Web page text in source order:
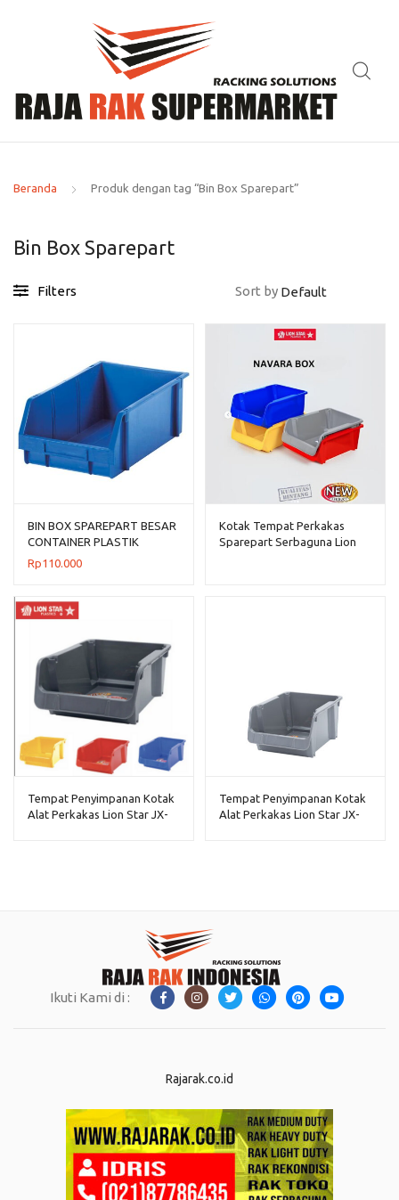
Beranda Produk dengan tag “Bin Box Sparepart”
Bin Box Sparepart
Filters Sort by
BIN BOX SPAREPART BESAR
CONTAINER PLASTIK
INDUSTRI RABBIT 0111
Rp110.000
Kotak Tempat Perkakas
Sparepart Serbaguna Lion
Tempat Penyimpanan Kotak
Alat Perkakas Lion Star JX-
Tempat Penyimpanan Kotak
Alat Perkakas Lion Star JX-
Ikuti Kami di :
Rajarak.co.id